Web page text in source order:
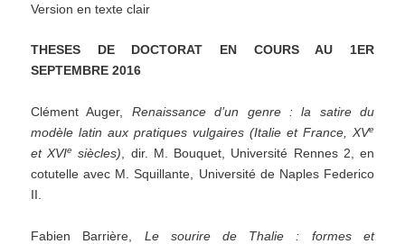
Version en texte clair
THESES DE DOCTORAT EN COURS AU 1ER
SEPTEMBRE2016
Clément Auger, Renaissance d’un genre : la satire du
modèle latin aux pratiques vulgaires (Italie et France, XVe
et XVIe siècles) , dir. M. Bouquet, Université Rennes 2, en
cotutelle avec M. Squillante, Université de Naples Federico
II.
Fabien Barrière, Le sourire de Thalie : formes et